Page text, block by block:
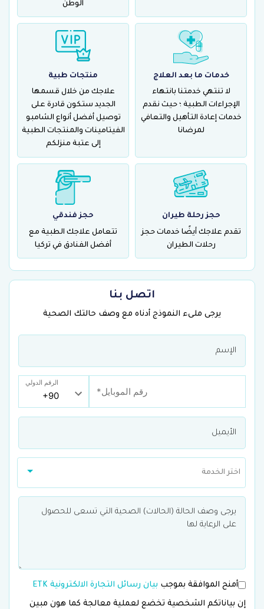
الوطن
خدمات ما بعد العلاج
لا تنتهي خدمتنا بانتهاء
الإجراءات الطبية ؛ حيث نقدم
خدمات إعادة التأهيل والتعافي
لمرضانا
منتجات طبية
علاجك من خلال قسمها
الجديد ستكون قادرة على
توصيل أفضل أنواع الشامبو
الفيتامينات والمنتجات الطبية
إلى عتبة منزلكم
حجز رحلة طيران
تقدم علاجك أيضًا خدمات حجز
رحلات الطيران
حجز فندقي
تتعامل علاجك الطبية مع
أفضل الفنادق في تركيا
اتصل بنا
يرجى ملىء النموذج أدناه مع وصف حالتك الصحية
الرقم الدولي
اختر الخدمة
أمنح الموافقة بموجب بيان رسائل التجارة الالكترونية ETK
إن بياناتكم الشخصية تخضع لعملية معالجة كما هون مبين